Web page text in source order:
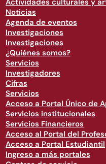
Actividades culturales y
Noticias
Agenda de eventos
Investigaciones
Investigaciones
¿Quiénes somos?
Servicios
Investigadores
Cifras
Servicios
Acceso a Portal Único de
Servicios institucionales
Servicios Financieros
Acceso al Portal del
Acceso a Portal Estudiantil
Ingreso a más portales